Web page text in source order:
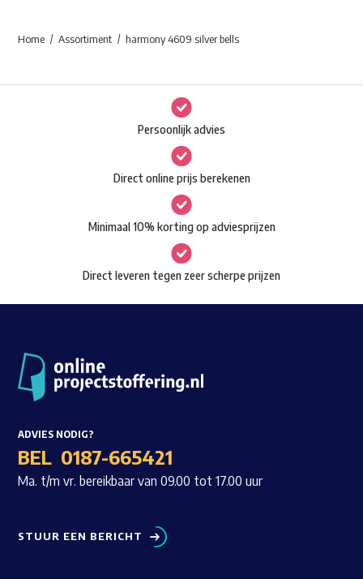
Waar ben je naar op zoek?
Deze
optie
kan
gekozen
worden
op
de
productpagina
Home Assortiment harmony 4609 silver bells
Persoonlijk advies
Direct online prijs berekenen
Minimaal 10% korting op adviesprijzen
Direct leveren tegen zeer scherpe prijzen
ADVIES NODIG?
BEL 0187-665421
Ma. t/m vr. bereikbaar van 09.00 tot 17.00 uur
STUUR EEN BERICHT